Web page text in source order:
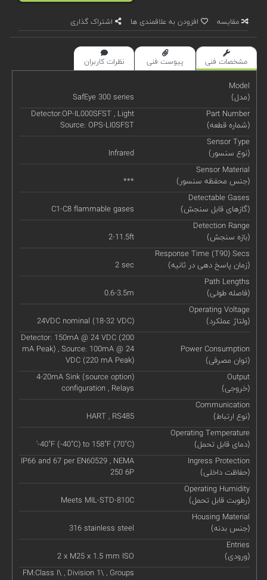
مقایسه افزودن به علاقمندی ها اشتراک گذاری
مشخصات فنی پیوست فنی نظرات کاربران
Model
(مدل)
SafEye 300 series
Part Number
(شماره قطعه)
Detector:OP-IL000SFST , Light
Source: OPS-LI0SFST
Sensor Type
(نوع سنسور)
Infrared
Sensor Material
(جنس محفظه سنسور)
***
Detectable Gases
(گازهای قابل سنجش)
C1-C8 flammable gases
Detection Range
(بازه سنجش)
2-11.5ft
Response Time (T90) Secs
(زمان پاسخ دهی در ثانیه)
2 sec
Path Lengths
(فاصله طولی)
0.6-3.5m
Operating Voltage
(ولتاژ عملکرد)
24VDC nominal (18-32 VDC)
Power Consumption
(توان مصرفی)
Detector: 150mA @ 24 VDC (200
mA Peak) , Source: 100mA @ 24
VDC (220 mA Peak)
Output
(خروجی)
4-20mA Sink (source option)
configuration , Relays
Communication
(نوع ارتباط)
HART , RS485
Operating Temperature
(دمای قابل تحمل)
'-40˚F (-40˚C) to 158˚F (70˚C)
Ingress Protection
(حفاظت داخلی)
IP66 and 67 per EN60529 , NEMA
250 6P
Operating Humidity
(رطوبت قابل تحمل)
Meets MIL-STD-810C
Housing Material
(جنس بدنه)
316 stainless steel
Entries
(ورودی)
2 x M25 x 1.5 mm ISO
FM:Class I\ , Division 1\ , Groups